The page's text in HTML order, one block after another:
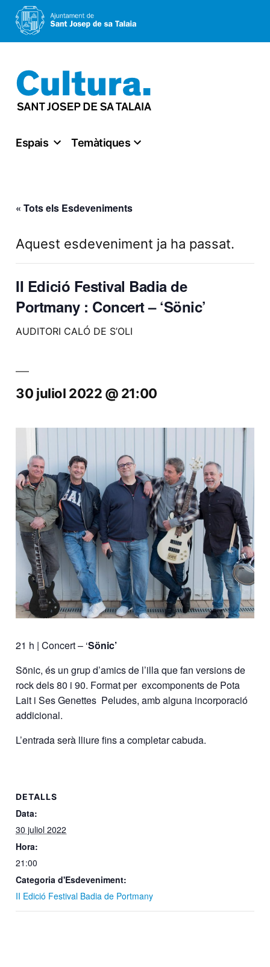
al
contingut
Espais Temàtiques
« Tots els Esdeveniments
Aquest esdeveniment ja ha passat.
II Edició Festival Badia de
Portmany : Concert – ‘Sönic’
AUDITORI CALÓ DE S’OLI
30 juliol 2022 @ 21:00
21 h | Concert – ‘Sönic’
Sönic, és un grup d’amics de l’illa que fanversions de
rock dels 80 i 90. Format perexcomponents de Pota
Lait i Ses Genettes Peludes, amb alguna incorporació
addicional.
L’entrada serà lliure fins a completar cabuda.
DETALLS
Data:
30 juliol 2022
Hora:
21:00
Categoria d'Esdeveniment:
II Edició Festival Badia de Portmany